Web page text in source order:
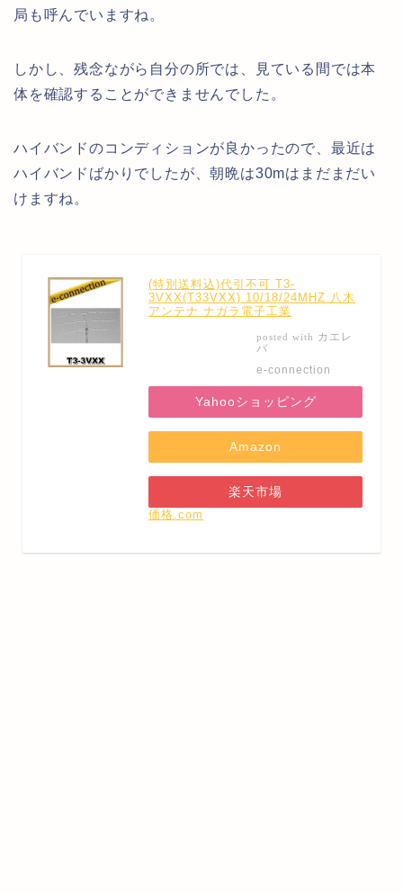
局も呼んでいますね。
しかし、残念ながら自分の所では、見ている間では本
体を確認することができませんでした。
ハイバンドのコンディションが良かったので、最近は
ハイバンドばかりでしたが、朝晩は30mはまだまだい
けますね。
(特別送料込)代引不可 T3-
3VXX(T33VXX) 10/18/24MHZ 八木
アンテナ ナガラ電子工業
posted with カエレ
バ
e-connection
Yahooショッピング
Amazon
楽天市場
価格.com